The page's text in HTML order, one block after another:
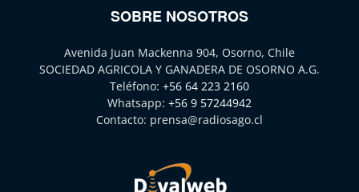
SOBRE NOSOTROS
Avenida Juan Mackenna 904, Osorno, Chile
SOCIEDAD AGRICOLA Y GANADERA DE OSORNO A.G.
Teléfono: +56 64 223 2160
Whatsapp: +56 9 57244942
Contacto: prensa@radiosago.cl